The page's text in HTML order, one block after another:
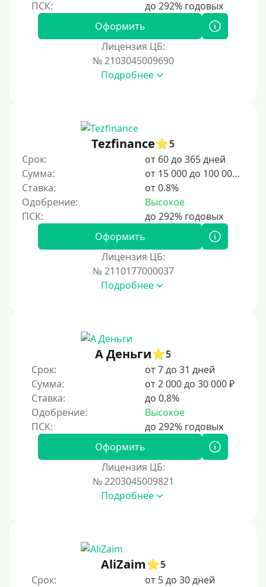
20 дней
30 дней без процентов
100 дней
4 месяца
5 месяцев
На полгода
10 месяцев
5 лет
Краткосрочные
Долгосрочные
Принятие решения
За час
Оформить
Лицензия ЦБ:
№ 2103045009690
Подробнее
Tezfinance
5
Срок:
от 60 до 365 дней
Сумма:
от 15 000 до 100 000 ₽
Ставка:
от 0.8%
Одобрение:
Высокое
Оформить
Лицензия ЦБ:
№ 2110177000037
Подробнее
А Деньги
5
Срок:
от 7 до 31 дней
Сумма:
от 2 000 до 30 000 ₽
Ставка:
до 0.8%
Одобрение:
Высокое
Оформить
Лицензия ЦБ:
№ 2203045009821
Подробнее
AliZaim
5
Срок:
от 5 до 30 дней